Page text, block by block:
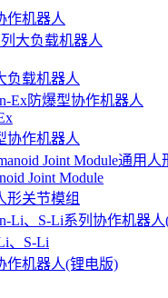
作机器人
负载机器人
协作机器人
Joint Module
形关节模组
、S-Li
作机器人(锂电版)